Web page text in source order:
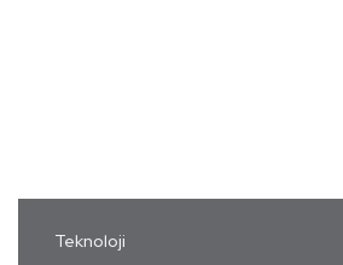
Teknoloji